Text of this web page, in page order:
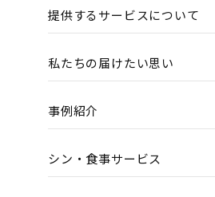
提供するサービスについて
私たちの届けたい思い
事例紹介
シン・食事サービス